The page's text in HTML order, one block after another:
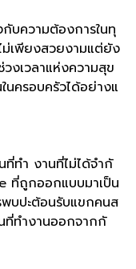
บความต้องการในทุ
เพียงสวยงามแต่ยัง
งเวลาแห่งความสุข
นครอบครัวได้อย่างแ
ทำ งานที่ไม่ได้จำกั
ที่ถูกออกแบบมาเป็น
พบปะต้อนรับแขกคนส
ทำงานออกจากกั